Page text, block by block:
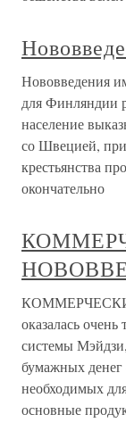
Нововведения
для Финляндии
население
со Швецией,
крестьянства
окончательно
оказалась
системы
бумажных
необходимых
основные